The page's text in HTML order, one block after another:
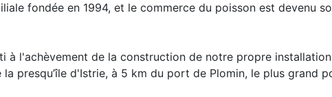
fondée en 1994, et le commerce du poisson est devenu
à l'achèvement de la construction de notre propre
presqu’île d'Istrie, à 5 km du port de Plomin, le plus grand